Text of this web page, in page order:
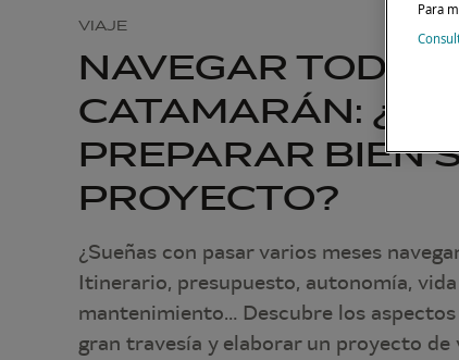
VIAJE
NAVEGAR TODO
CATAMARÁN:
PREPARAR BIEN
PROYECTO?
¿Sueñas con pasar varios meses
Itinerario, presupuesto, autonomía,
mantenimiento… Descubre los
gran travesía y elaborar un proyecto de
Para